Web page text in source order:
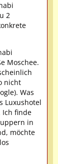
2
Moschee.
nicht
Was
Luxushotel
Ich finde
in
möchte